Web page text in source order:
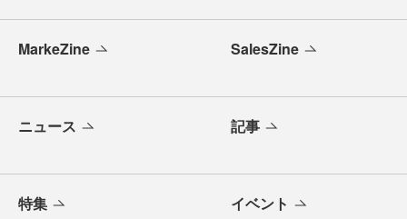
MarkeZine SalesZine
ニュース 記事
特集 イベント